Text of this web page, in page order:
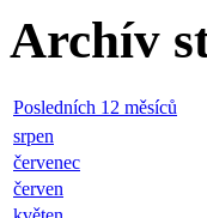
Poloha 69 a jsem žena
Hlasovalo: 9x
Archív
Posledních 12 měsíců
srpen